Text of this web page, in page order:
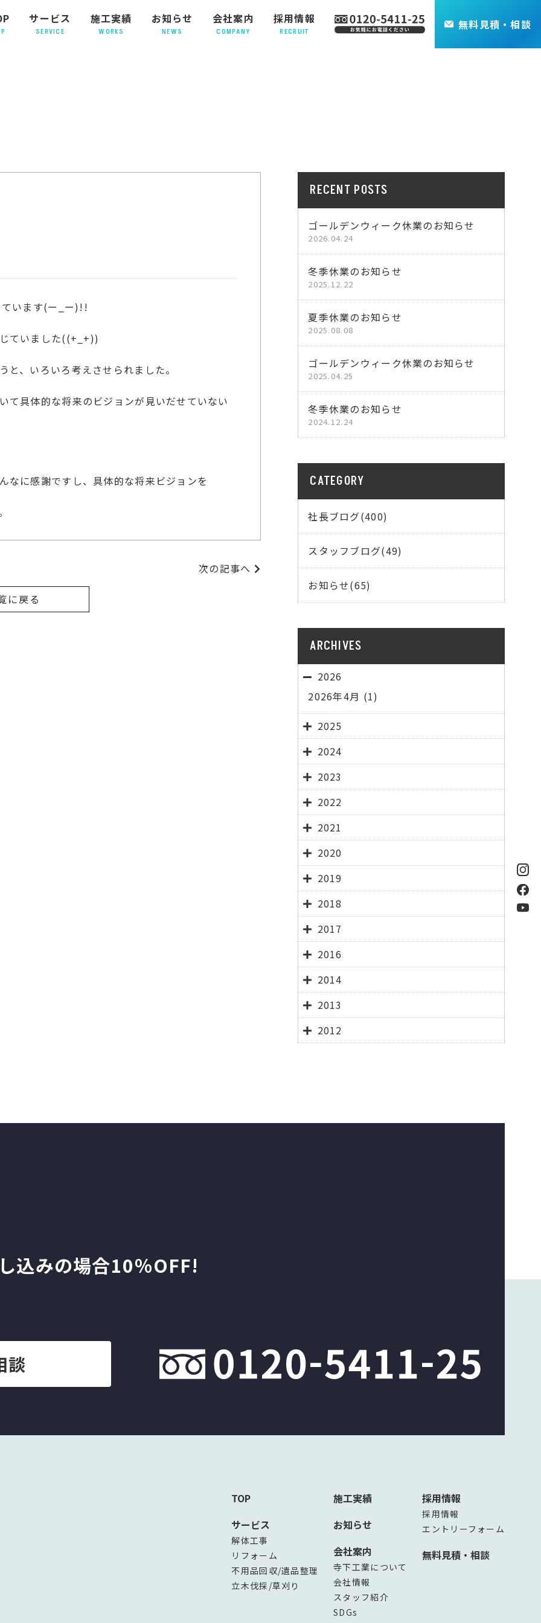
サービス
SERVICE
施工実績
WORKS
お知らせ
NEWS
会社案内
COMPANY
採用情報
RECRUIT
無料 見積・相談
ています(ー_ー)!!
ていました((+_+))
、いろいろ考えさせられました。
て具体的な将来のビジョンが見いだせていない
なに感謝ですし、具体的な将来ビジョンを
次の記事へ
に戻る
RECENT POSTS
ゴールデンウィーク休業のお知らせ
2026.04.24
冬季休業のお知らせ
2025.12.22
夏季休業のお知らせ
2025.08.08
ゴールデンウィーク休業のお知らせ
2025.04.25
冬季休業のお知らせ
2024.12.24
CATEGORY
社長ブログ(400)
スタッフブログ(49)
お知らせ(65)
ARCHIVES
2026
2026年4月 (1)
2025
2024
2023
2022
2021
2020
2019
2018
2017
2016
2014
2013
2012
込みの場合10％OFF!
談
TOP
サービス
解体工事
リフォーム
不用品回収/遺品整理
立木伐採/草刈り
施工実績
お知らせ
会社案内
寺下工業について
会社情報
スタッフ紹介
SDGs
採用情報
採用情報
エントリーフォーム
無料見積・相談